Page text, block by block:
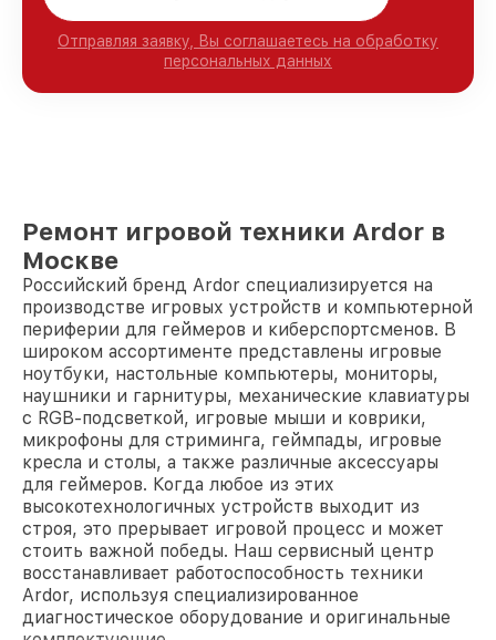
Отправляя заявку, Вы соглашаетесь на обработку
персональных данных
Ремонт игровой техники Ardor в
Москве
Российский бренд Ardor специализируется на
производстве игровых устройств и компьютерной
периферии для геймеров и киберспортсменов. В
широком ассортименте представлены игровые
ноутбуки, настольные компьютеры, мониторы,
наушники и гарнитуры, механические клавиатуры
с RGB-подсветкой, игровые мыши и коврики,
микрофоны для стриминга, геймпады, игровые
кресла и столы, а также различные аксессуары
для геймеров. Когда любое из этих
высокотехнологичных устройств выходит из
строя, это прерывает игровой процесс и может
стоить важной победы. Наш сервисный центр
восстанавливает работоспособность техники
Ardor, используя специализированное
диагностическое оборудование и оригинальные